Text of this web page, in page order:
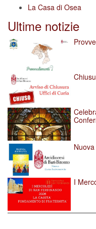
La Casa di Osea
Ultime notizie
I